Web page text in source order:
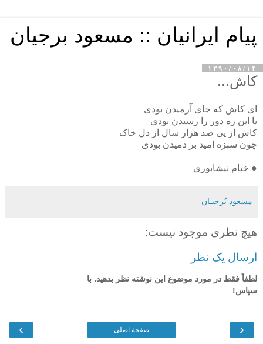
پیام ایرانیان :: مسعود برجیان
۱۳۹۰/۰۸/۱۴
کاش...
ای کاش که جای آرمیدن بودی
یا این ره دور را رسیدن بودی
کاش از پی صد هزار سال از دل خاک
چون سبزه امید بر دمیدن بودی
● خیام نیشابوری
مسعود بُرجيـان
هیچ نظری موجود نیست:
ارسال یک نظر
لطفاً فقط در مورد موضوع این نوشته نظر بدهید. با
سپاس!
‹
› صفحهٔ اصلی